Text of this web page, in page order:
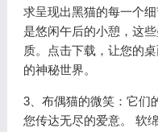
求呈现出黑猫的每一个
是悠闲午后的小憩，这
质。点击下载，让您的
的神秘世界。
3、布偶猫的微笑：它们
您传达无尽的爱意。 软